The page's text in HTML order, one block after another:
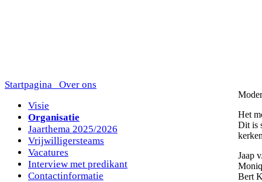
Startpagina
Over ons
Visie
Organisatie
Jaarthema 2025/2026
Vrijwilligersteams
Vacatures
Interview met predikant
Contactinformatie
Het
Dit is
Jaap
Bert